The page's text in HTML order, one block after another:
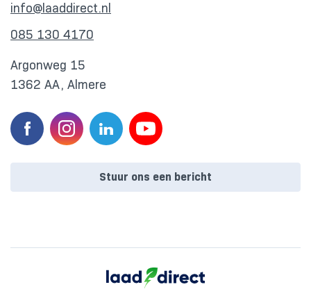
info@laaddirect.nl
085 130 4170
Argonweg 15
1362 AA, Almere
Stuur ons een bericht